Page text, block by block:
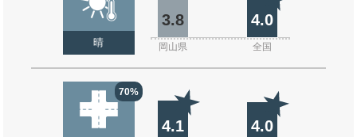
晴
3.8 4.0
岡山県 全国
70%
4.1 4.0